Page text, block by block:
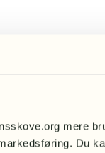
mere
Du